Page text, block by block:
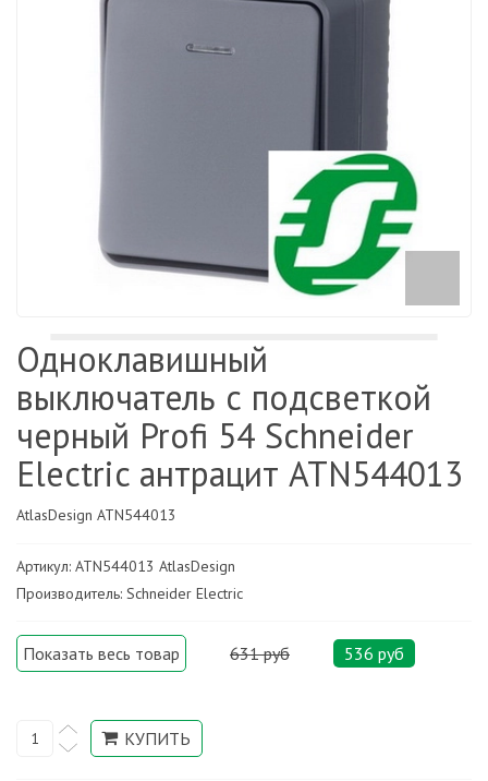
Одноклавишный
выключатель с подсветкой
черный Profi 54 Schneider
Electric антрацит ATN544013
AtlasDesign ATN544013
Артикул: ATN544013 AtlasDesign
Производитель: Schneider Electric
Показать весь товар 631 руб 536 руб